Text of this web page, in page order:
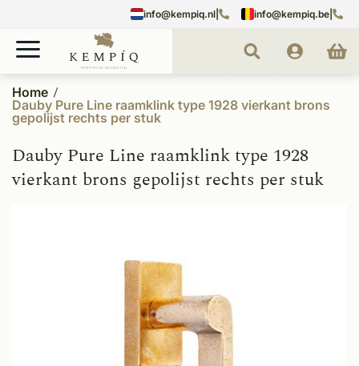
info@kempiq.nl info@kempiq.be
Home
Dauby Pure Line raamklink type 1928 vierkant brons
gepolijst rechts per stuk
Dauby Pure Line raamklink type 1928
vierkant brons gepolijst rechts per stuk